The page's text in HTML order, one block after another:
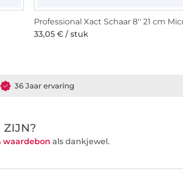
Professional Xact Schaar 8'' 21 cm
33,05 € / stuk
36 Jaar ervaring
ZIJN?
waardebon als dankjewel.